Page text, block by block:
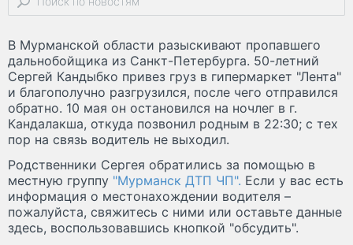
В Мурманской области разыскивают пропавшего
дальнобойщика из Санкт-Петербурга. 50-летний
Сергей Кандыбко привез груз в гипермаркет "Лента"
и благополучно разгрузился, после чего отправился
обратно. 10 мая он остановился на ночлег в г.
Кандалакша, откуда позвонил родным в 22:30; с тех
пор на связь водитель не выходил.
Родственники Сергея обратились за помощью в
местную группу "Мурманск ДТП ЧП". Если у вас есть
информация о местонахождении водителя –
пожалуйста, свяжитесь с ними или оставьте данные
здесь, воспользовавшись кнопкой "обсудить".